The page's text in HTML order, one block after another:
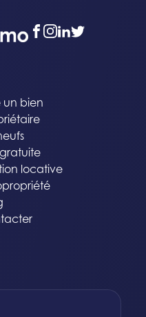
facebook
instagram
linkedin
twitter
un bien
locative